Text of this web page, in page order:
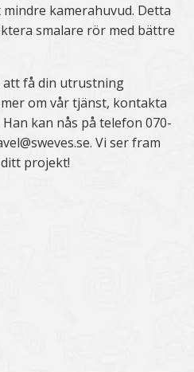
kamerahuvud. Detta
smalare rör med bättre
att få din utrustning
om vår tjänst, kontakta
kan nås på telefon 070-
Vi ser fram
projekt!